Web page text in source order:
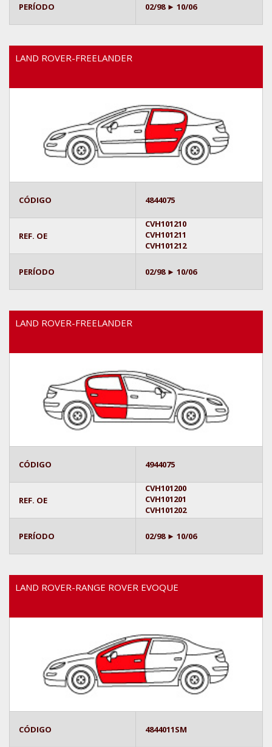
PERÍODO 02/98 ► 10/06
LAND ROVER-FREELANDER
CÓDIGO 4844075
REF. OE
CVH101210
CVH101211
CVH101212
PERÍODO 02/98 ► 10/06
LAND ROVER-FREELANDER
CÓDIGO 4944075
REF. OE
CVH101200
CVH101201
CVH101202
PERÍODO 02/98 ► 10/06
LAND ROVER-RANGE ROVER EVOQUE
CÓDIGO 4844011SM